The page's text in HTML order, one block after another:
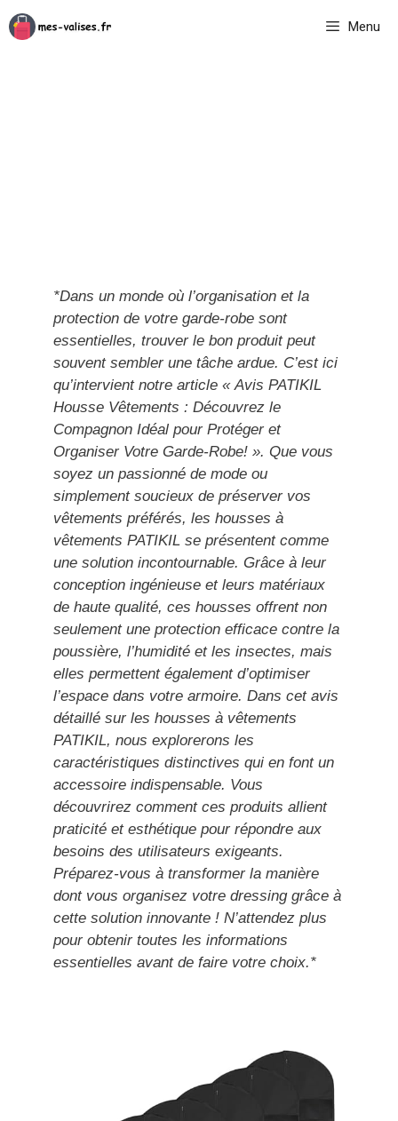
Aller
au
Menu
*Dans un monde où l’organisation et la
protection de votre garde-robe sont
essentielles, trouver le bon produit peut
souvent sembler une tâche ardue. C’est ici
qu’intervient notre article « Avis PATIKIL
Housse Vêtements : Découvrez le
Compagnon Idéal pour Protéger et
Organiser Votre Garde-Robe! ». Que vous
soyez un passionné de mode ou
simplement soucieux de préserver vos
vêtements préférés, les housses à
vêtements PATIKIL se présentent comme
une solution incontournable. Grâce à leur
conception ingénieuse et leurs matériaux
de haute qualité, ces housses offrent non
seulement une protection efficace contre la
poussière, l’humidité et les insectes, mais
elles permettent également d’optimiser
l’espace dans votre armoire. Dans cet avis
détaillé sur les housses à vêtements
PATIKIL, nous explorerons les
caractéristiques distinctives qui en font un
accessoire indispensable. Vous
découvrirez comment ces produits allient
praticité et esthétique pour répondre aux
besoins des utilisateurs exigeants.
Préparez-vous à transformer la manière
dont vous organisez votre dressing grâce à
cette solution innovante ! N’attendez plus
pour obtenir toutes les informations
essentielles avant de faire votre choix.*